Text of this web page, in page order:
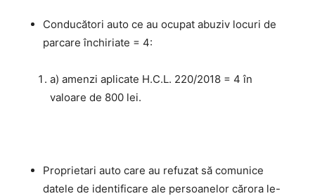
Conducători auto ce au ocupat abuziv locuri de
parcare închiriate = 4:
a) amenzi aplicate H.C.L. 220/2018 = 4 în
valoare de 800 lei.
Proprietari auto care au refuzat să comunice
datele de identificare ale persoanelor cărora le-